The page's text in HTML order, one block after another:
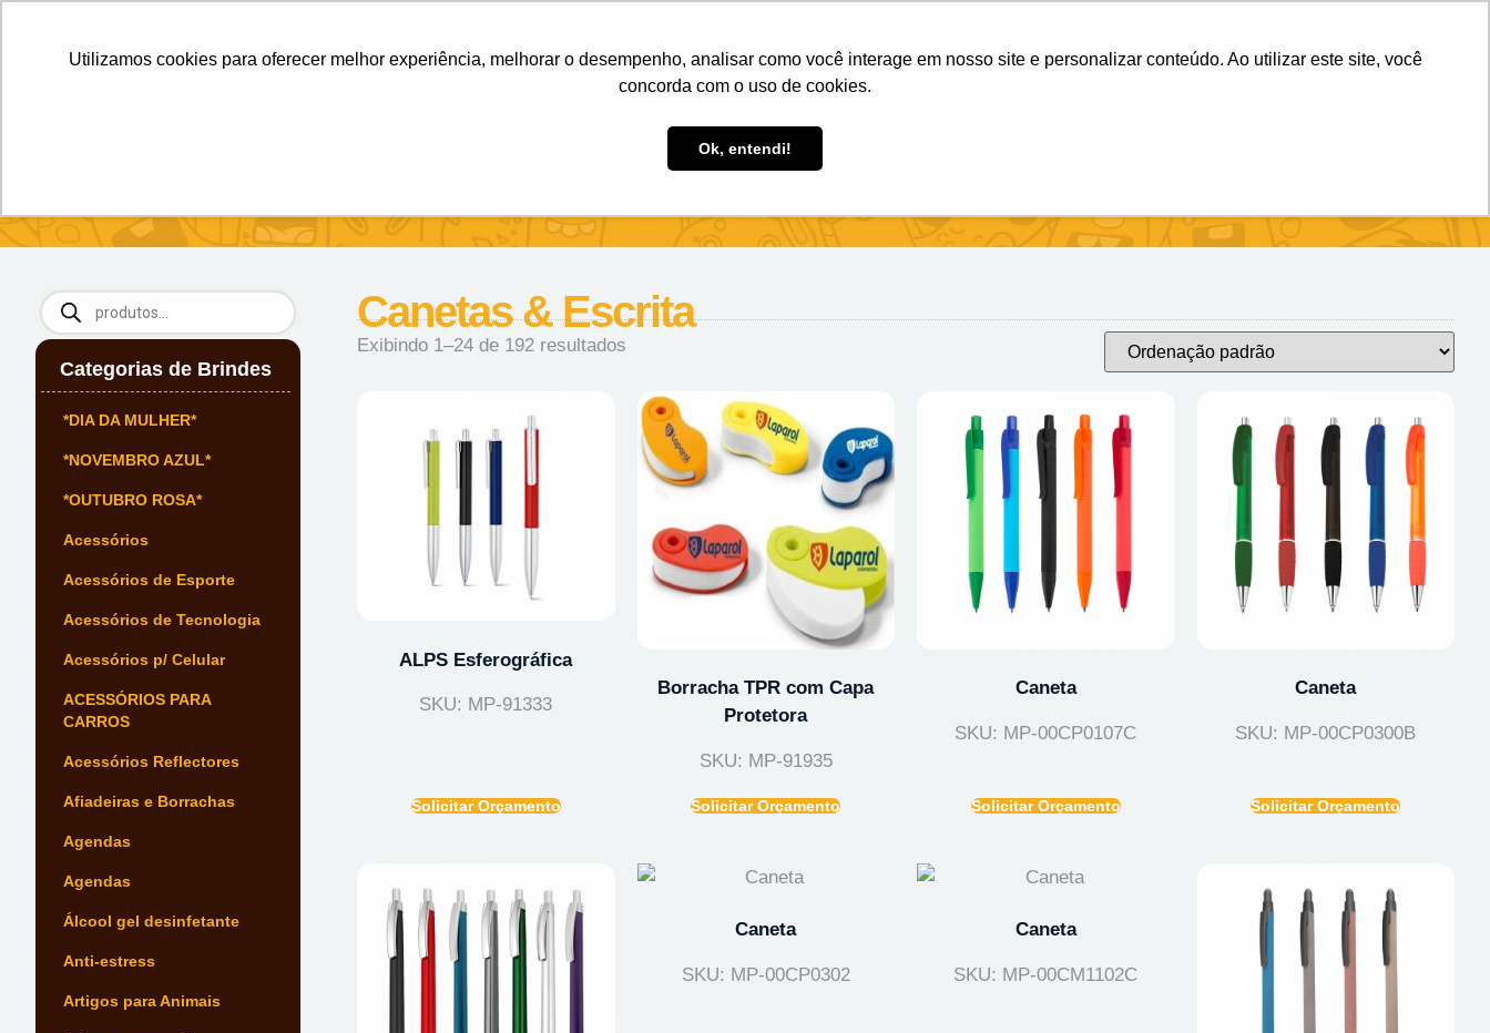
Utilizamos cookies para oferecer melhor experiência, melhorar o desempenho, analisar como você interage em nosso site e personalizar conteúdo. Ao utilizar este site, você
concorda com o uso de cookies.
Ok, entendi!
Brindes Personalizados Brindes Ecológicos
Categorias de Brindes
*DIA DA MULHER*
*NOVEMBRO AZUL*
*OUTUBRO ROSA*
Acessórios
Acessórios de Esporte
Acessórios de Tecnologia
Acessórios p/ Celular
ACESSÓRIOS PARA
CARROS
Acessórios Reflectores
Afiadeiras e Borrachas
Agendas
Agendas
Álcool gel desinfetante
Anti-estress
Artigos para Animais
Canetas & Escrita
Exibindo 1–24 de 192 resultados
ALPS Esferográfica
SKU: MP-91333
Solicitar Orçamento
Borracha TPR com Capa
Protetora
SKU: MP-91935
Solicitar Orçamento
Caneta
SKU: MP-00CP0107C
Solicitar Orçamento
Caneta
SKU: MP-00CP0300B
Solicitar Orçamento
Caneta
SKU: MP-00CP0302
Caneta
SKU: MP-00CM1102C